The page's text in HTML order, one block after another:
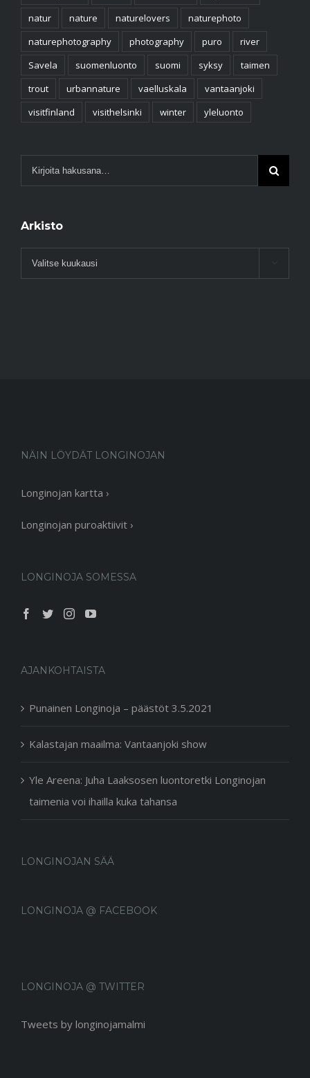
natur
nature naturelovers
naturephoto
naturephotography
photography puro
river
Savela
suomenluonto suomi syksy
taimen
trout
urbannature vaelluskala
vantaanjoki
visitfinland
visithelsinki winter yleluonto
Arkisto
Arkisto
NÄIN LÖYDÄT LONGINOJAN
Longinojan kartta ›
Longinojan puroaktiivit ›
LONGINOJA SOMESSA
AJANKOHTAISTA
Punainen Longinoja – päästöt 3.5.2021
Kalastajan maailma: Vantaanjoki show
Yle Areena: Juha Laaksosen luontoretki Longinojan
taimenia voi ihailla kuka tahansa
LONGINOJAN SÄÄ
LONGINOJA @ FACEBOOK
LONGINOJA @ TWITTER
Tweets by longinojamalmi